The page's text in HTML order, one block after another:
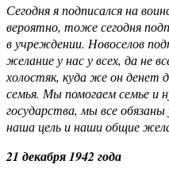
Сегодня я подписался на
вероятно, тоже сегодня
в учреждении. Новоселов
желание у нас у всех, да не
холостяк, куда же он денет
семья. Мы помогаем семье
государства, мы все
наша цель и наши общие
21 декабря 1942 года